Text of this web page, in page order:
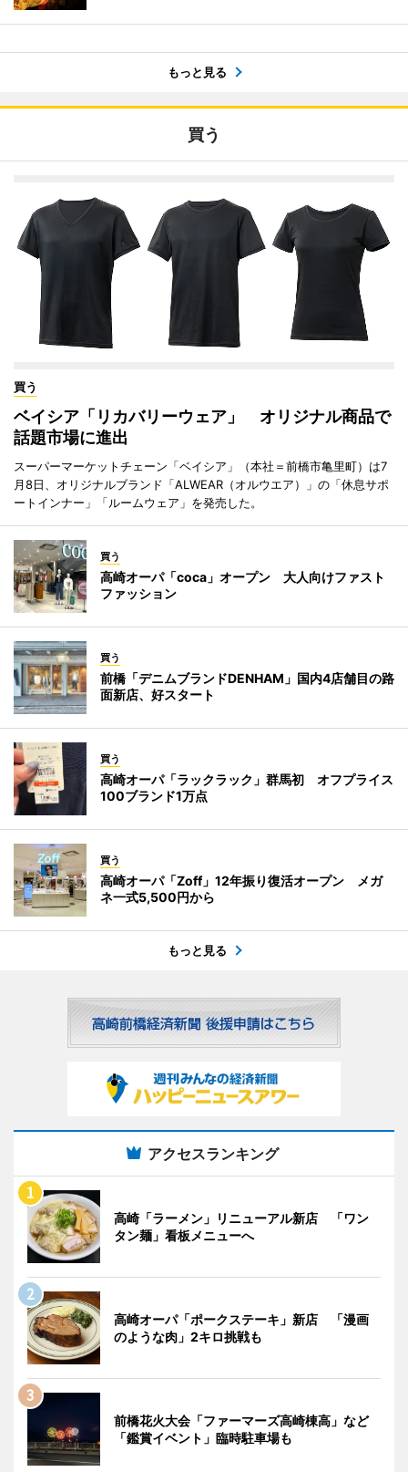
もっと見る
買う
買う
ベイシア「リカバリーウェア」 オリジナル商品で
話題市場に進出
スーパーマーケットチェーン「ベイシア」（本社＝前橋市亀里町）は7
月8日、オリジナルブランド「ALWEAR（オルウエア）」の「休息サポ
ートインナー」「ルームウェア」を発売した。
買う
高崎オーパ「coca」オープン 大人向けファスト
ファッション
買う
前橋「デニムブランドDENHAM」国内4店舗目の路
面新店、好スタート
買う
高崎オーパ「ラックラック」群馬初 オフプライス
100ブランド1万点
買う
高崎オーパ「Zoff」12年振り復活オープン メガ
ネ一式5,500円から
もっと見る
アクセスランキング
高崎「ラーメン」リニューアル新店 「ワン
タン麺」看板メニューへ
高崎オーパ「ポークステーキ」新店 「漫画
のような肉」2キロ挑戦も
前橋花火大会「ファーマーズ高崎棟高」など
「鑑賞イベント」臨時駐車場も